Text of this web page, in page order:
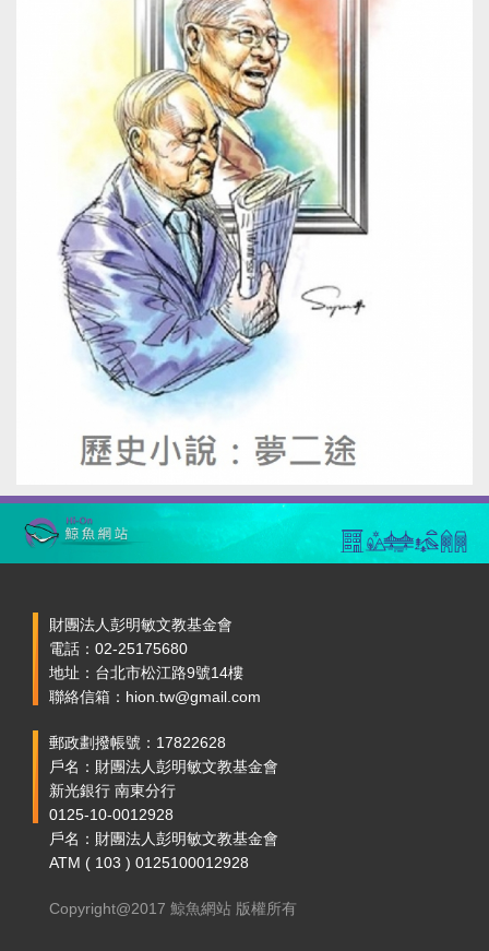
財團法人彭明敏文教基金會
電話：02-25175680
地址：台北市松江路9號14樓
聯絡信箱：hion.tw@gmail.com
郵政劃撥帳號：17822628
戶名：財團法人彭明敏文教基金會
新光銀行 南東分行
0125-10-0012928
戶名：財團法人彭明敏文教基金會
ATM ( 103 ) 0125100012928
Copyright@2017 鯨魚網站 版權所有